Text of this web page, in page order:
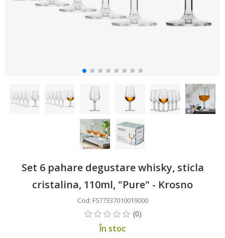
Set 6 pahare degustare whisky, sticla
cristalina, 110ml, "Pure" - Krosno
Cod: F577337010019000
În stoc